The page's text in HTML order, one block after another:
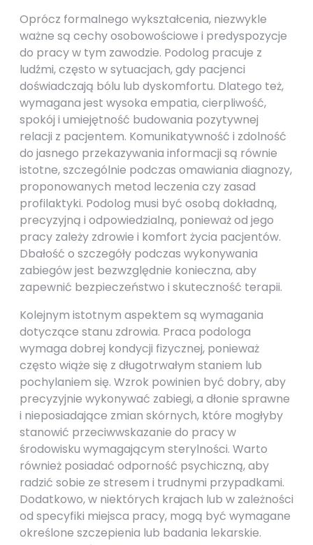
Oprócz formalnego wykształcenia, niezwykle
ważne są cechy osobowościowe i predyspozycje
do pracy w tym zawodzie. Podolog pracuje z
ludźmi, często w sytuacjach, gdy pacjenci
doświadczają bólu lub dyskomfortu. Dlatego też,
wymagana jest wysoka empatia, cierpliwość,
spokój i umiejętność budowania pozytywnej
relacji z pacjentem. Komunikatywność i zdolność
do jasnego przekazywania informacji są równie
istotne, szczególnie podczas omawiania diagnozy,
proponowanych metod leczenia czy zasad
profilaktyki. Podolog musi być osobą dokładną,
precyzyjną i odpowiedzialną, ponieważ od jego
pracy zależy zdrowie i komfort życia pacjentów.
Dbałość o szczegóły podczas wykonywania
zabiegów jest bezwzględnie konieczna, aby
zapewnić bezpieczeństwo i skuteczność terapii.
Kolejnym istotnym aspektem są wymagania
dotyczące stanu zdrowia. Praca podologa
wymaga dobrej kondycji fizycznej, ponieważ
często wiąże się z długotrwałym staniem lub
pochylaniem się. Wzrok powinien być dobry, aby
precyzyjnie wykonywać zabiegi, a dłonie sprawne
i nieposiadające zmian skórnych, które mogłyby
stanowić przeciwwskazanie do pracy w
środowisku wymagającym sterylności. Warto
również posiadać odporność psychiczną, aby
radzić sobie ze stresem i trudnymi przypadkami.
Dodatkowo, w niektórych krajach lub w zależności
od specyfiki miejsca pracy, mogą być wymagane
określone szczepienia lub badania lekarskie.